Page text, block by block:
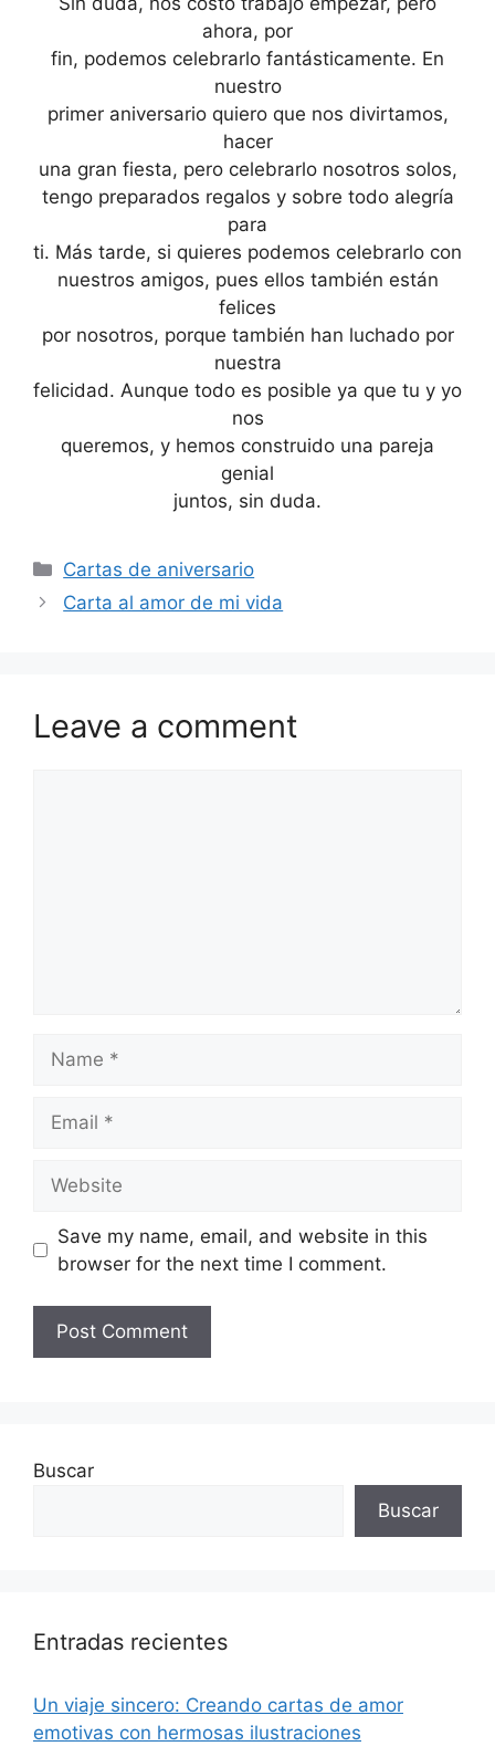
ahora, por
fin, podemos celebrarlo fantásticamente. En
nuestro
primer aniversario quiero que nos divirtamos,
hacer
una gran fiesta, pero celebrarlo nosotros solos,
tengo preparados regalos y sobre todo alegría
para
ti. Más tarde, si quieres podemos celebrarlo con
nuestros amigos, pues ellos también están
felices
por nosotros, porque también han luchado por
nuestra
felicidad. Aunque todo es posible ya que tu y yo
nos
queremos, y hemos construido una pareja
genial
juntos, sin duda.
Categories
Cartas de aniversario
Carta al amor de mi vida
Leave a comment
Save my name, email, and website in this
browser for the next time I comment.
Buscar
Buscar
Entradas recientes
Un viaje sincero: Creando cartas de amor
emotivas con hermosas ilustraciones